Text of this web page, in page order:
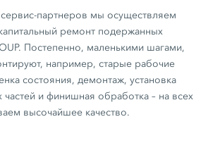
партнеров мы осуществляем
ремонт подержанных
Постепенно, маленькими шагами,
например, старые рабочие
состояния, демонтаж, установка
и финишная обработка – на всех
высочайшее качество.